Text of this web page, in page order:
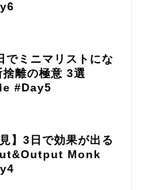
でミニマリストにな
離の極意 3選
#Day5
】3日で効果が出る
Monk